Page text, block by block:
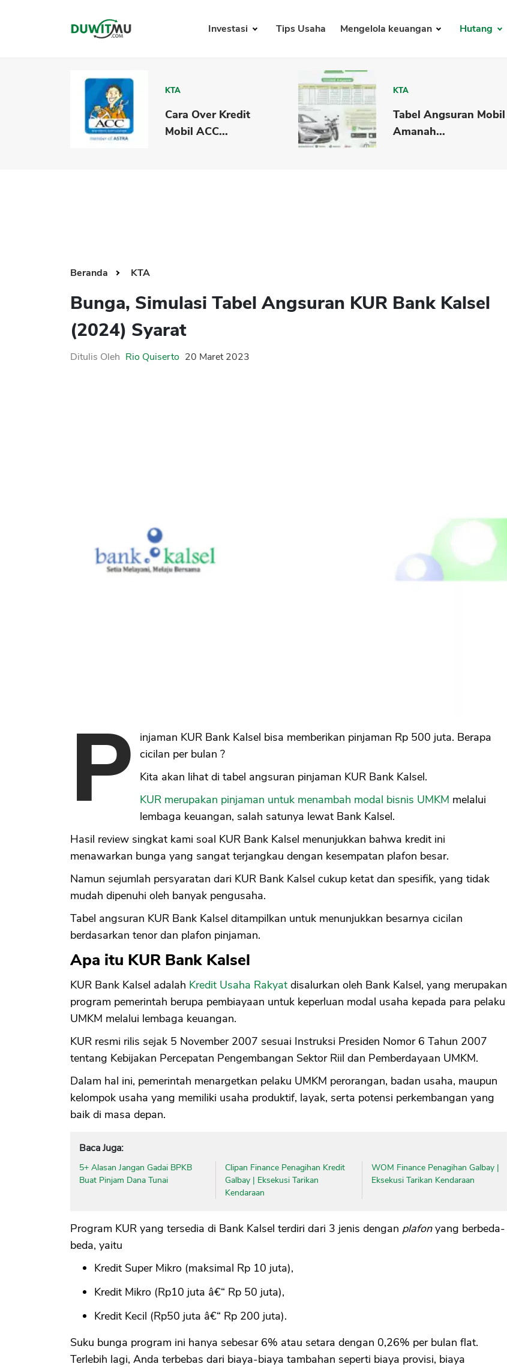
Investasi Tips Usaha Mengelola keuangan Hutang
KTA
Cara Over Kredit
Mobil ACC...
KTA
Tabel Angsuran Mobil
Amanah...
Beranda KTA
Bunga, Simulasi Tabel Angsuran KUR Bank Kalsel
(2024) Syarat
Ditulis Oleh Rio Quiserto 20 Maret 2023
P
injaman KUR Bank Kalsel bisa memberikan pinjaman Rp 500 juta. Berapa
cicilan per bulan ?
Kita akan lihat di tabel angsuran pinjaman KUR Bank Kalsel.
KUR merupakan pinjaman untuk menambah modal bisnis UMKM melalui
lembaga keuangan, salah satunya lewat Bank Kalsel.
Hasil review singkat kami soal KUR Bank Kalsel menunjukkan bahwa kredit ini
menawarkan bunga yang sangat terjangkau dengan kesempatan plafon besar.
Namun sejumlah persyaratan dari KUR Bank Kalsel cukup ketat dan spesifik, yang tidak
mudah dipenuhi oleh banyak pengusaha.
Tabel angsuran KUR Bank Kalsel ditampilkan untuk menunjukkan besarnya cicilan
berdasarkan tenor dan plafon pinjaman.
Apa itu KUR Bank Kalsel
KUR Bank Kalsel adalah Kredit Usaha Rakyat disalurkan oleh Bank Kalsel, yang merupakan
program pemerintah berupa pembiayaan untuk keperluan modal usaha kepada para pelaku
UMKM melalui lembaga keuangan.
KUR resmi rilis sejak 5 November 2007 sesuai Instruksi Presiden Nomor 6 Tahun 2007
tentang Kebijakan Percepatan Pengembangan Sektor Riil dan Pemberdayaan UMKM.
Dalam hal ini, pemerintah menargetkan pelaku UMKM perorangan, badan usaha, maupun
kelompok usaha yang memiliki usaha produktif, layak, serta potensi perkembangan yang
baik di masa depan.
Baca Juga:
5+ Alasan Jangan Gadai BPKB
Buat Pinjam Dana Tunai
Clipan Finance Penagihan Kredit
Galbay | Eksekusi Tarikan
Kendaraan
WOM Finance Penagihan Galbay |
Eksekusi Tarikan Kendaraan
Program KUR yang tersedia di Bank Kalsel terdiri dari 3 jenis dengan plafonyang berbeda-
beda, yaitu
Kredit Super Mikro (maksimal Rp 10 juta),
Kredit Mikro (Rp10 juta â€“ Rp 50 juta),
Kredit Kecil (Rp50 juta â€“ Rp 200 juta).
Suku bunga program ini hanya sebesar 6% atau setara dengan 0,26% per bulan flat.
Terlebih lagi, Anda terbebas dari biaya-biaya tambahan seperti biaya provisi, biaya